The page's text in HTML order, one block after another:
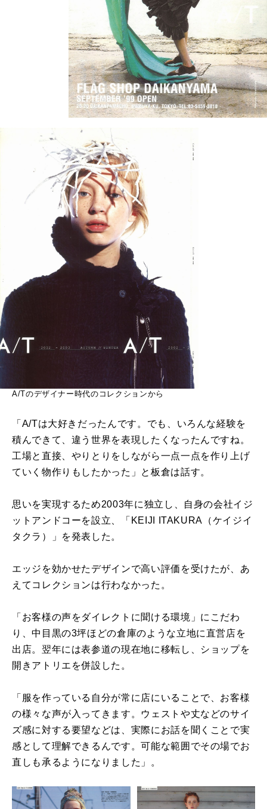
A/Tのデザイナー時代のコレクションから
「A/Tは大好きだったんです。でも、いろんな経験を
積んできて、違う世界を表現したくなったんですね。
工場と直接、やりとりをしながら一点一点を作り上げ
ていく物作りもしたかった」と板倉は話す。
思いを実現するため2003年に独立し、自身の会社イジ
ットアンドコーを設立、「KEIJI ITAKURA（ケイジイ
タクラ）」を発表した。
エッジを効かせたデザインで高い評価を受けたが、あ
えてコレクションは行わなかった。
「お客様の声をダイレクトに聞ける環境」にこだわ
り、中目黒の3坪ほどの倉庫のような立地に直営店を
出店。翌年には表参道の現在地に移転し、ショップを
開きアトリエを併設した。
「服を作っている自分が常に店にいることで、お客様
の様々な声が入ってきます。ウェストや丈などのサイ
ズ感に対する要望などは、実際にお話を聞くことで実
感として理解できるんです。可能な範囲でその場でお
直しも承るようになりました」。